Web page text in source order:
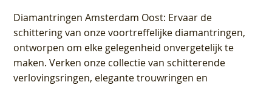
Diamantringen Amsterdam Oost: Ervaar de
schittering van onze voortreffelijke diamantringen,
ontworpen om elke gelegenheid onvergetelijk te
maken. Verken onze collectie van schitterende
verlovingsringen, elegante trouwringen en